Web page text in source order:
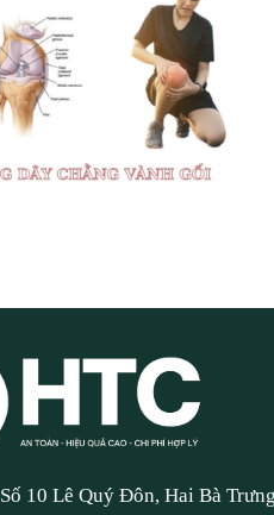
Số 10 Lê Quý Đôn, Hai Bà